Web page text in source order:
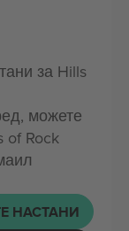
за Hills
можете
of Rock
НАСТАНИ